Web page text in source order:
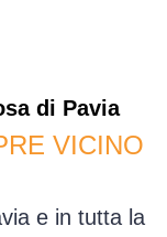
di Pavia
VICINO
e in tutta la